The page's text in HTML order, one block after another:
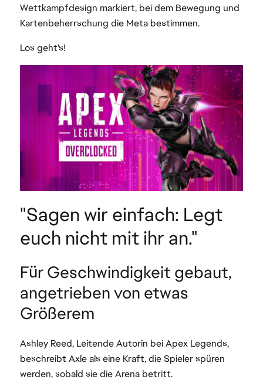
Wettkampfdesign markiert, bei dem Bewegung und
Kartenbeherrschung die Meta bestimmen.
Los geht's!
"Sagen wir einfach: Legt
euch nicht mit ihr an."
Für Geschwindigkeit gebaut,
angetrieben von etwas
Größerem
Ashley Reed, Leitende Autorin bei Apex Legends,
beschreibt Axle als eine Kraft, die Spieler spüren
werden, sobald sie die Arena betritt.